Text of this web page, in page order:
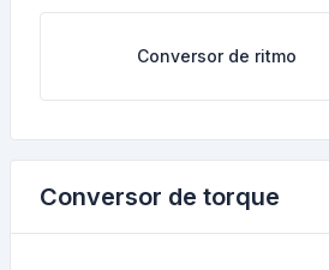
Conversor de ritmo
Conversor de torque